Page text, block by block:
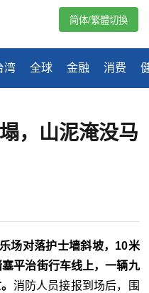
湾 全球 金融 消费
简体/繁體切換
，山泥淹没马
场对落护士墙斜坡，10米
平治街行车线上，一辆九
消防人员接报到场后，围